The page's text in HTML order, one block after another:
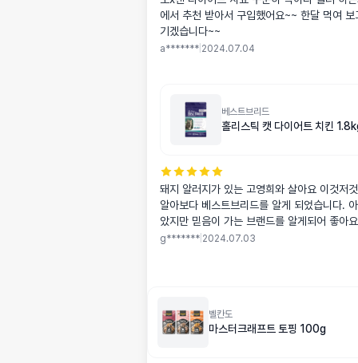
에서 추천 받아서 구입했어요~~ 한달 먹여
기겠습니다~~
a******* 2024.07.04
베스트브리드
홀리스틱 캣 다이어트 치킨
돼지 알러지가 있는 고영희와 살아요 이것저
알아보다 베스트브리드를 알게 되었습니다.
았지만 믿음이 가는 브랜드를 알게되어 좋아요! 가격이 비
진거라고 해서 좀 아쉽지만 애기 급여해보고
g******* 2024.07.03
벨칸도
마스터크래프트 토핑 100g